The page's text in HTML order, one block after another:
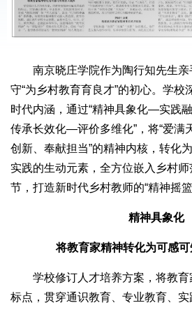
南京晓庄学院作为陶行知先生
守“为乡村教育育良才”的初心。学校
时代内涵，通过“精神具象化—实践
传承长效化—评价多维化”，将“爱满
创新、奉献担当”的精神内核，转化
实践的生动元素，全方位嵌入乡村
节，打造新时代乡村教师的“精神摇篮
精神具象化
将教育家精神转化为可感
学校修订人才培养方案，将教
标点，贯穿通识教育、专业教育、